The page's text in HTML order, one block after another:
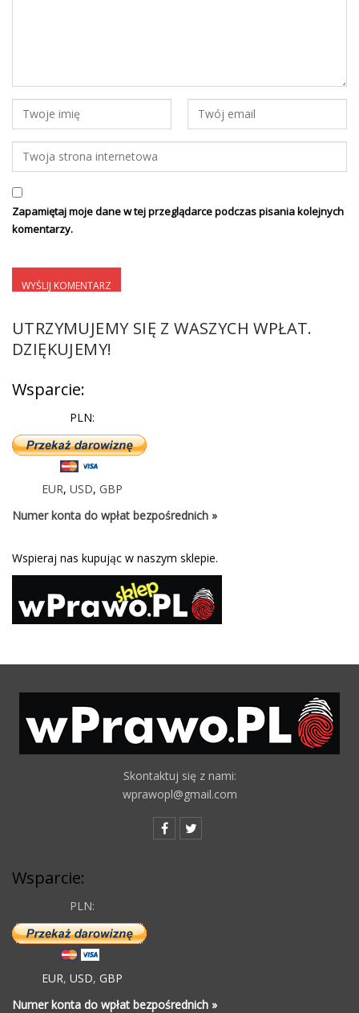
Zapamiętaj moje dane w tej przeglądarce podczas pisania kolejnych
komentarzy.
UTRZYMUJEMY SIĘ Z WASZYCH WPŁAT.
DZIĘKUJEMY!
Wsparcie:
PLN:
EUR, USD, GBP
Numer konta do wpłat bezpośrednich »
Wspieraj nas kupując w naszym sklepie.
Skontaktuj się z nami:
wprawopl@gmail.com
Wsparcie:
PLN:
EUR, USD, GBP
Numer konta do wpłat bezpośrednich »